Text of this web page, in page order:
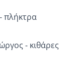
πλήκτρα
- κιθάρες